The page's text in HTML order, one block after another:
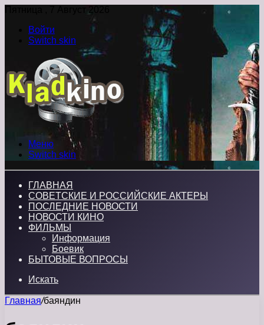
Пятница , 7 Август 2026
Войти
Switch skin
Меню
Switch skin
ГЛАВНАЯ
СОВЕТСКИЕ И РОССИЙСКИЕ АКТЕРЫ
ПОСЛЕДНИЕ НОВОСТИ
НОВОСТИ КИНО
ФИЛЬМЫ
Информация
Боевик
БЫТОВЫЕ ВОПРОСЫ
Искать
Главная/баяндин